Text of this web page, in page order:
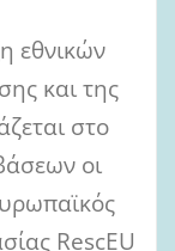
εθνικών
και της
στο
οι
RescEU